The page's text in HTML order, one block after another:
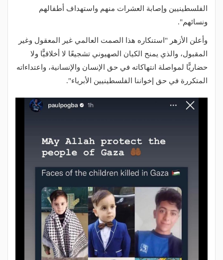
الفلسطينيين وإصابة العشرات منهم واستهداف أطفالهم
ونسائهم".
وأعلن الأزهر "استنكاره هذا الصمت العالمي غير المعقول وغير
المقبول، والذي يمنح الكيان الصهيوني تشجيعًا لا أخلاقيًّا ولا
حضاريًّا لمواصلة انتهاكاته في حق الإنسان والإنسانية، واعتداءاته
المتكررة في حق إخواننا الفلسطينيين الأبرياء".